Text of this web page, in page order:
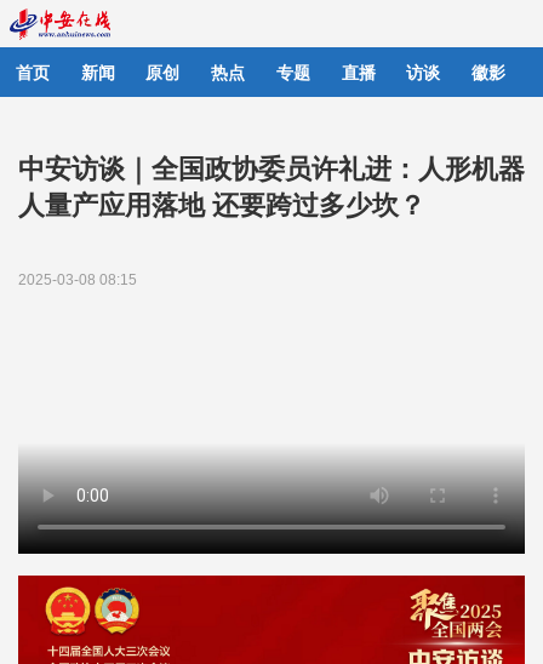
首页 新闻 原创 热点 专题 直播 访谈 徽影
中安访谈｜全国政协委员许礼进：人形机器
人量产应用落地 还要跨过多少坎？
2025-03-08 08:15